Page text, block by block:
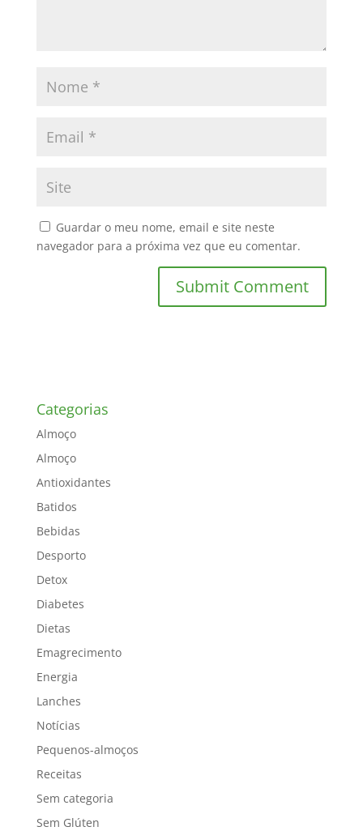
Guardar o meu nome, email e site neste
navegador para a próxima vez que eu comentar.
Categorias
Almoço
Almoço
Antioxidantes
Batidos
Bebidas
Desporto
Detox
Diabetes
Dietas
Emagrecimento
Energia
Lanches
Notícias
Pequenos-almoços
Receitas
Sem categoria
Sem Glúten